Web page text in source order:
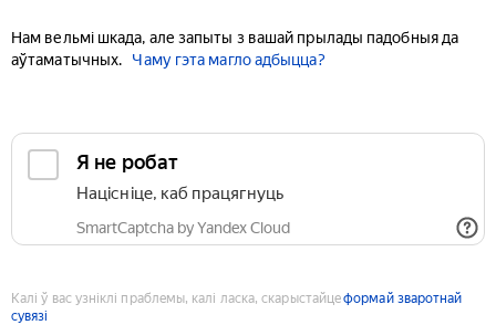
Нам вельмі шкада, але запыты з вашай прылады падобныя да
аўтаматычных.
Чаму гэта магло адбыцца?
Я не робат
Націсніце, каб працягнуць
SmartCaptcha by Yandex Cloud
Калі ў вас узніклі праблемы, калі ласка, скарыстайцеформай зваротнай
сувязі